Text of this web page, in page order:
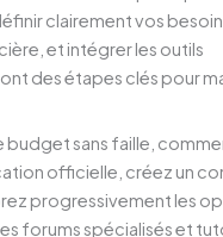
clairement vos
et intégrer les outils
des étapes clés pour
budget sans faille,
officielle, créez un
progressivement les
forums spécialisés et